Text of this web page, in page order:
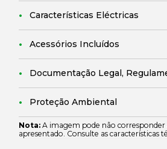
Características Eléctricas
Acessórios Incluídos
Documentação Legal,
Proteção Ambiental
Nota: A imagem pode não
apresentado. Consulte as características